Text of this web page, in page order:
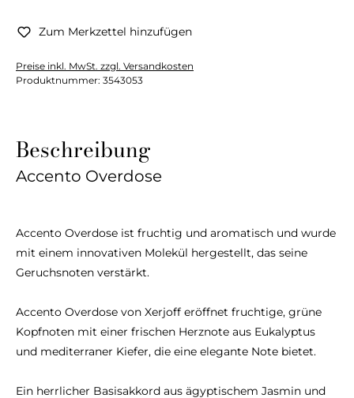
Zum Merkzettel hinzufügen
Preise inkl. MwSt. zzgl. Versandkosten
Produktnummer: 3543053
Beschreibung
Accento Overdose
Accento Overdose ist fruchtig und aromatisch und wurde
mit einem innovativen Molekül hergestellt, das seine
Geruchsnoten verstärkt.
Accento Overdose von Xerjoff eröffnet fruchtige, grüne
Kopfnoten mit einer frischen Herznote aus Eukalyptus
und mediterraner Kiefer, die eine elegante Note bietet.
Ein herrlicher Basisakkord aus ägyptischem Jasmin und